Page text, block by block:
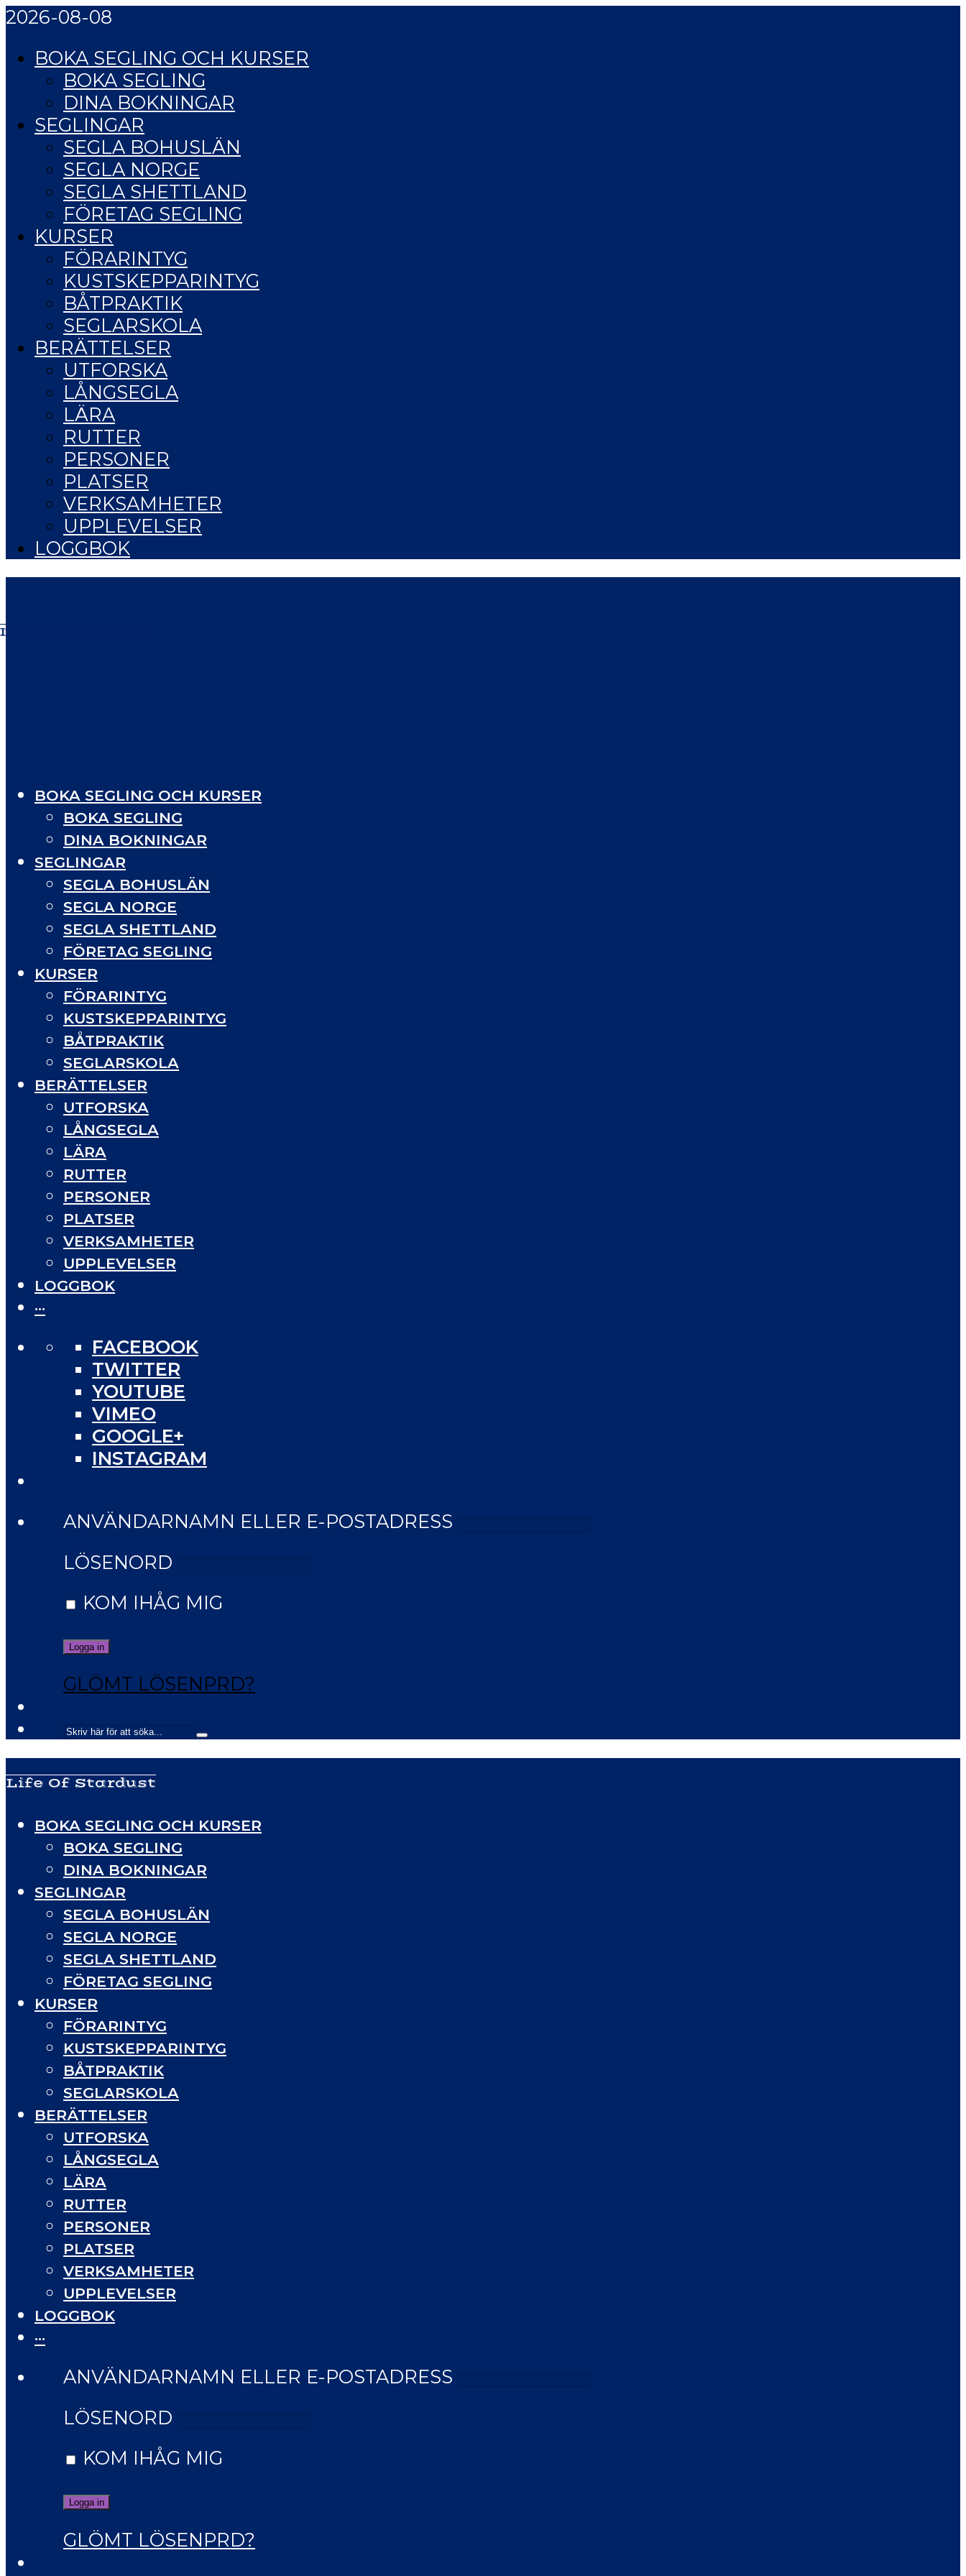
2026-08-08
BOKA SEGLING OCH KURSER
BOKA SEGLING
DINA BOKNINGAR
SEGLINGAR
SEGLA BOHUSLÄN
SEGLA NORGE
SEGLA SHETTLAND
FÖRETAG SEGLING
KURSER
FÖRARINTYG
KUSTSKEPPARINTYG
BÅTPRAKTIK
SEGLARSKOLA
BERÄTTELSER
UTFORSKA
LÅNGSEGLA
LÄRA
RUTTER
PERSONER
PLATSER
VERKSAMHETER
UPPLEVELSER
LOGGBOK
OF STARDUST
BOKA SEGLING OCH KURSER
BOKA SEGLING
DINA BOKNINGAR
SEGLINGAR
SEGLA BOHUSLÄN
SEGLA NORGE
SEGLA SHETTLAND
FÖRETAG SEGLING
KURSER
FÖRARINTYG
KUSTSKEPPARINTYG
BÅTPRAKTIK
SEGLARSKOLA
BERÄTTELSER
UTFORSKA
LÅNGSEGLA
LÄRA
RUTTER
PERSONER
PLATSER
VERKSAMHETER
UPPLEVELSER
LOGGBOK
···
FACEBOOK
TWITTER
YOUTUBE
VIMEO
GOOGLE+
INSTAGRAM
ANVÄNDARNAMN ELLER E-POSTADRESS
LÖSENORD
KOM IHÅG MIG
GLÖMT LÖSENPRD?
Life Of Stardust
BOKA SEGLING OCH KURSER
BOKA SEGLING
DINA BOKNINGAR
SEGLINGAR
SEGLA BOHUSLÄN
SEGLA NORGE
SEGLA SHETTLAND
FÖRETAG SEGLING
KURSER
FÖRARINTYG
KUSTSKEPPARINTYG
BÅTPRAKTIK
SEGLARSKOLA
BERÄTTELSER
UTFORSKA
LÅNGSEGLA
LÄRA
RUTTER
PERSONER
PLATSER
VERKSAMHETER
UPPLEVELSER
LOGGBOK
···
ANVÄNDARNAMN ELLER E-POSTADRESS
LÖSENORD
KOM IHÅG MIG
GLÖMT LÖSENPRD?